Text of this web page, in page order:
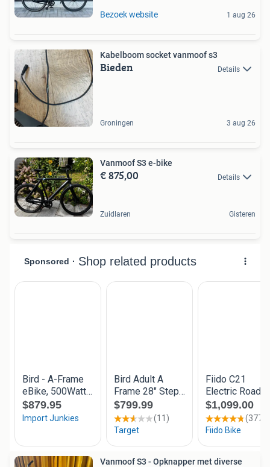
Bezoek website 1 aug 26
Kabelboom socket vanmoof s3
Bieden Details
Groningen 3 aug 26
Vanmoof S3 e-bike
€ 875,00 Details
Zuidlaren Gisteren
Vanmoof S3 - Opknapper met diverse